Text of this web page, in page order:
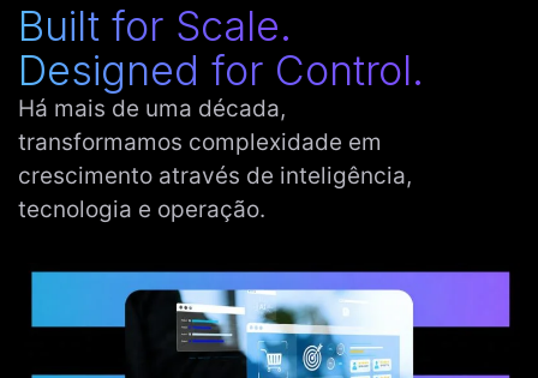
Built for Scale.
Designed for Control.
Há mais de uma década,
transformamos complexidade em
crescimento através de inteligência,
tecnologia e operação.